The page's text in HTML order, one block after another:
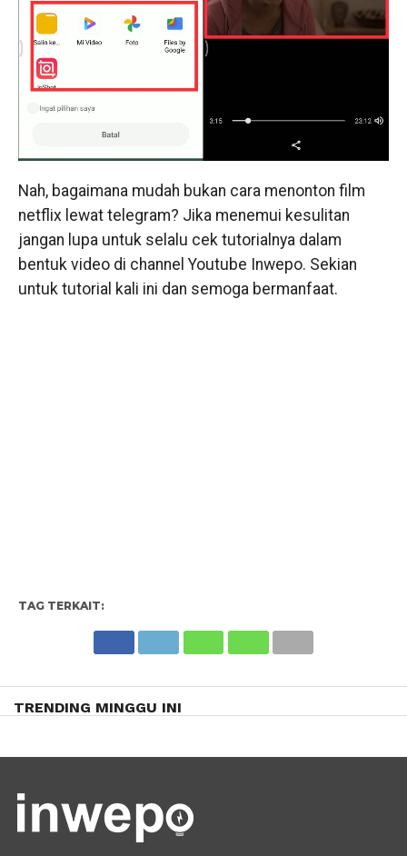
Nah, bagaimana mudah bukan cara menonton film
netflix lewat telegram? Jika menemui kesulitan
jangan lupa untuk selalu cek tutorialnya dalam
bentuk video di channel Youtube Inwepo. Sekian
untuk tutorial kali ini dan semoga bermanfaat.
TAG TERKAIT:
TRENDING MINGGU INI